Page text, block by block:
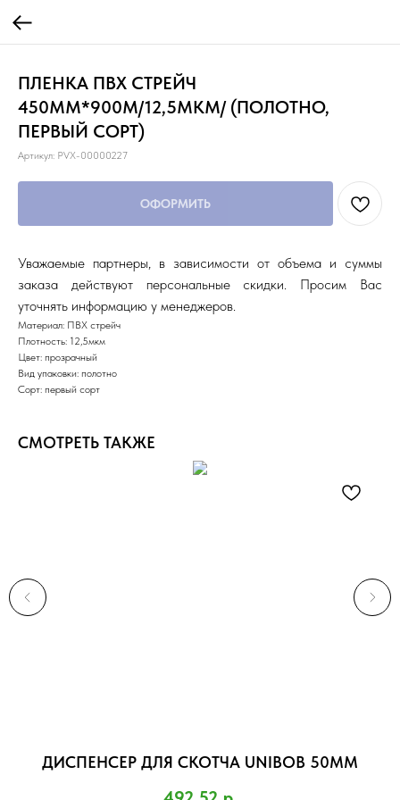
ПЛЕНКА ПВХ СТРЕЙЧ
450ММ*900М/12,5МКМ/ (ПОЛОТНО,
ПЕРВЫЙ СОРТ)
Артикул: PVX-00000227
ОФОРМИТЬ
Уважаемые партнеры, в зависимости от объема и суммы
заказа действуют персональные скидки. Просим Вас
уточнять информацию у менеджеров.
Материал: ПВХ стрейч
Плотность: 12,5мкм
Цвет: прозрачный
Вид упаковки: полотно
Сорт: первый сорт
СМОТРЕТЬ ТАКЖЕ
ДИСПЕНСЕР ДЛЯ СКОТЧА UNIBOB 50ММ